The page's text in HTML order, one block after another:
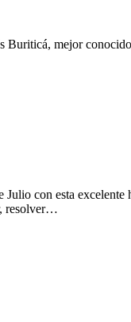
mejor
con esta
resolver…